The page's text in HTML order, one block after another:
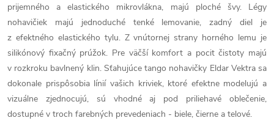
prijemného a elastického mikrovlákna, majú ploché švy. Légy
nohavičiek majú jednoduché tenké lemovanie, zadný diel je
z efektného elastického tylu. Z vnútornej strany horného lemu je
silikónový fixačný prúžok. Pre väčší komfort a pocit čistoty majú
v rozkroku bavlnený klin. Sťahujúce tango nohavičky Eldar Vektra sa
dokonale prispôsobia línií vašich kriviek, ktoré efektne modelujú a
vizuálne zjednocujú, sú vhodné aj pod priliehavé oblečenie,
dostupné v troch farebných prevedeniach - biele, čierne a telové.